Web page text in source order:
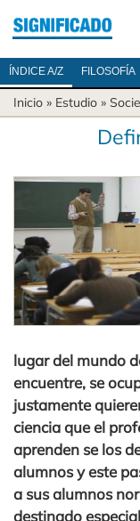
ÍNDICE A/Z FILOSOFÍA
Inicio » Estudio »
lugar del mundo
encuentre, se
justamente
ciencia que el
aprenden se los
alumnos y este
a sus alumnos
destinado